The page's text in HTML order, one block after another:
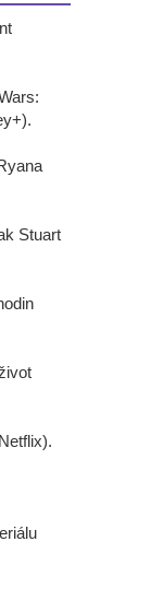
Stuart